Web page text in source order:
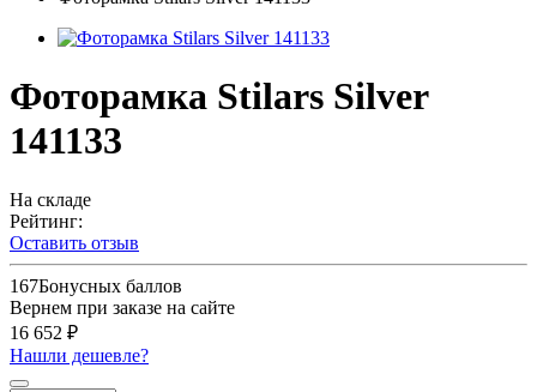
Фоторамка Stilars Silver
141133
На складе
Рейтинг:
Оставить отзыв
167Бонусных баллов
Вернем при заказе на сайте
16 652 ₽
Нашли дешевле?